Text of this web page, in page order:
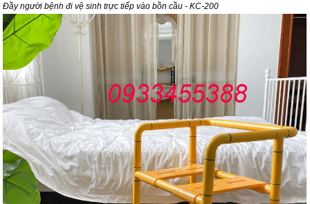
Đầy người bệnh đi vệ sinh trực tiếp vào bồn cầu - KC-200